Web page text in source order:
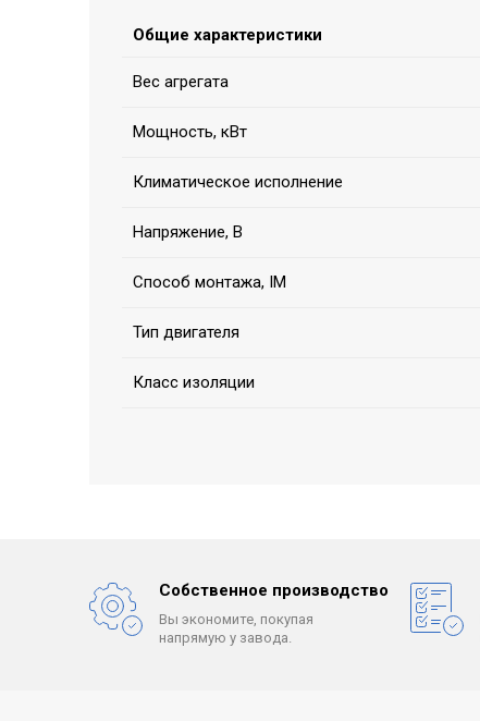
Общие характеристики
Вес агрегата
Мощность, кВт
Климатическое исполнение
Напряжение, В
Способ монтажа, IM
Тип двигателя
Класс изоляции
Собственное производство
Вы экономите, покупая
напрямую у завода.